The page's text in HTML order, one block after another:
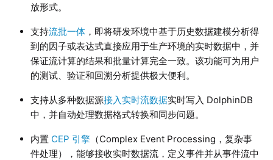
放形式。
支持流批一体，即将研发环境中基于历史数据建模分析得
到的因子或表达式直接应用于生产环境的实时数据中，并
保证流计算的结果和批量计算完全一致。该功能可为用户
的测试、验证和回溯分析提供极大便利。
支持从多种数据源接入实时流数据实时写入 DolphinDB
中，并自动处理数据格式转换和同步问题。
内置 CEP 引擎（Complex Event Processing，复杂事
件处理），能够接收实时数据流，定义事件并从事件流中